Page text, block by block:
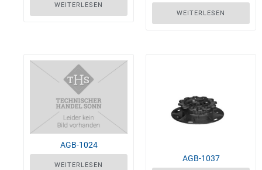
WEITERLESEN
WEITERLESEN
AGB-1024
WEITERLESEN
AGB-1037